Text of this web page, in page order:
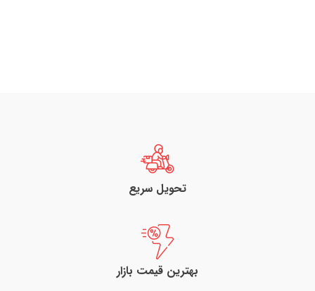
تحویل سریع
بهترین قیمت بازار